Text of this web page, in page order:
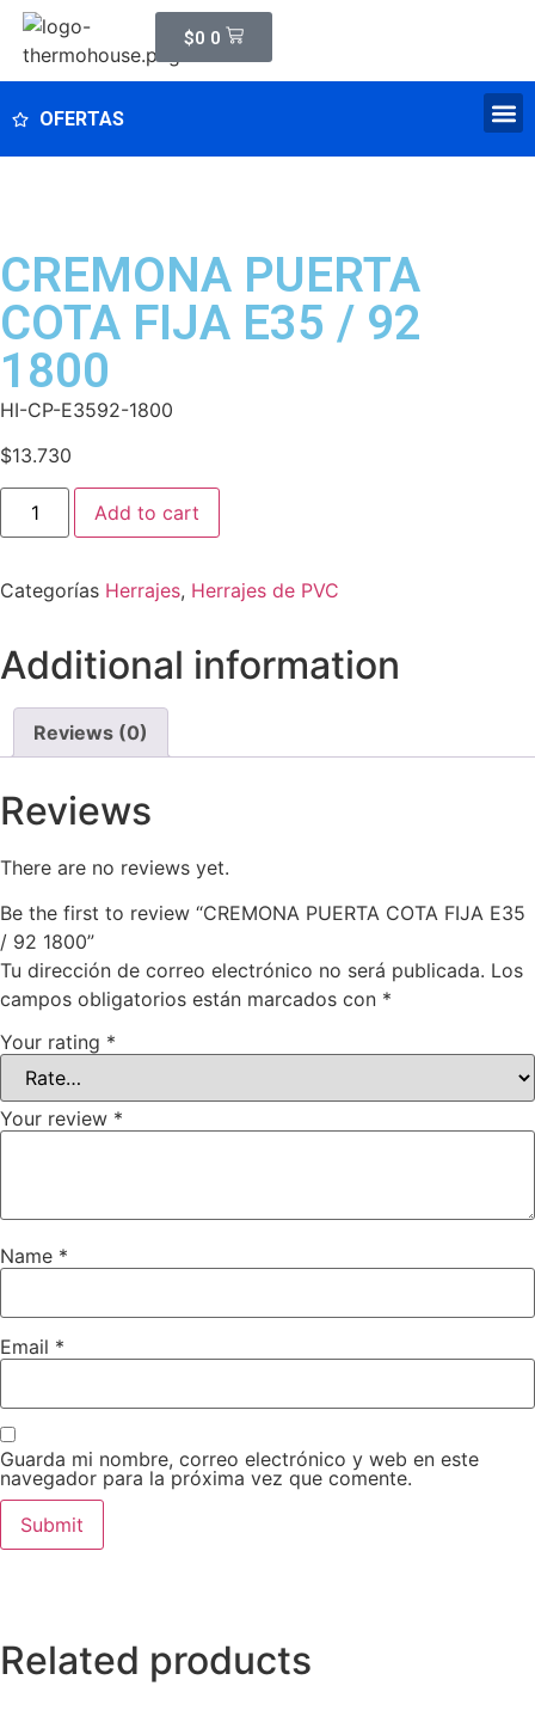
$0 0
OFERTAS
CREMONA PUERTA
COTA FIJA E35 / 92
1800
HI-CP-E3592-1800
$13.730
Add to cart
Categorías Herrajes, Herrajes de PVC
Additional information
Reviews (0)
Reviews
There are no reviews yet.
Be the first to review “CREMONA PUERTA COTA FIJA E35
/ 92 1800”
Tu dirección de correo electrónico no será publicada. Los
campos obligatorios están marcados con *
Your rating *
Your review *
Name *
Email *
Guarda mi nombre, correo electrónico y web en este
navegador para la próxima vez que comente.
Related products